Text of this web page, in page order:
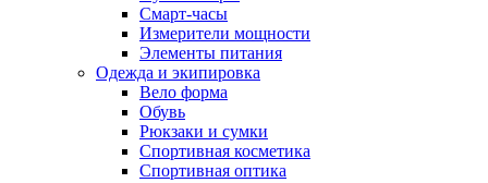
Смарт-часы
Измерители мощности
Элементы питания
Одежда и экипировка
Вело форма
Обувь
Рюкзаки и сумки
Спортивная косметика
Спортивная оптика